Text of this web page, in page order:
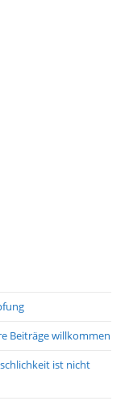
Beiträge willkommen
ist nicht